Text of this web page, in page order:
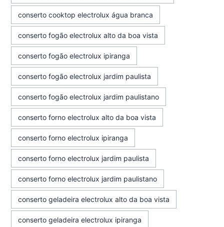
conserto cooktop electrolux água branca
conserto fogão electrolux alto da boa vista
conserto fogão electrolux ipiranga
conserto fogão electrolux jardim paulista
conserto fogão electrolux jardim paulistano
conserto forno electrolux alto da boa vista
conserto forno electrolux ipiranga
conserto forno electrolux jardim paulista
conserto forno electrolux jardim paulistano
conserto geladeira electrolux alto da boa vista
conserto geladeira electrolux ipiranga